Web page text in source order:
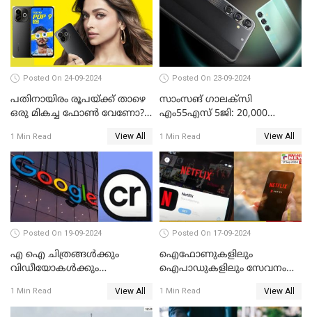
Posted On 24-09-2024
പതിനായിരം രൂപയ്ക്ക് താഴെ
ഒരു മികച്ച ഫോൺ വേണോ?
അവതരിപ്പിച്ചു
1 Min Read View All
Posted On 23-09-2024
സാംസങ് ഗാലക്സി
എം55എസ് 5ജി: 20,000
മികച്ച സ്മാർട്ട്ഫോൺ
1 Min Read View All
Posted On 19-09-2024
എ ഐ ചിത്രങ്ങള്‍ക്കും
വിഡീയോകള്‍ക്കും
1 Min Read View All
Posted On 17-09-2024
ഐഫോണുകളിലും
ഐപാഡുകളിലും സേവനം
നെറ്റ്ഫ്‌ളിക്‌സ്
1 Min Read View All